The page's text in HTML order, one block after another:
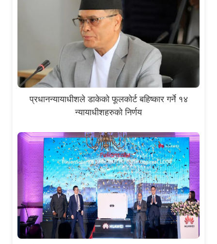
प्रधानन्यायाधीशले डाकेको फूलकोर्ट बहिष्कार गर्ने १४
न्यायाधीशहरुको निर्णय